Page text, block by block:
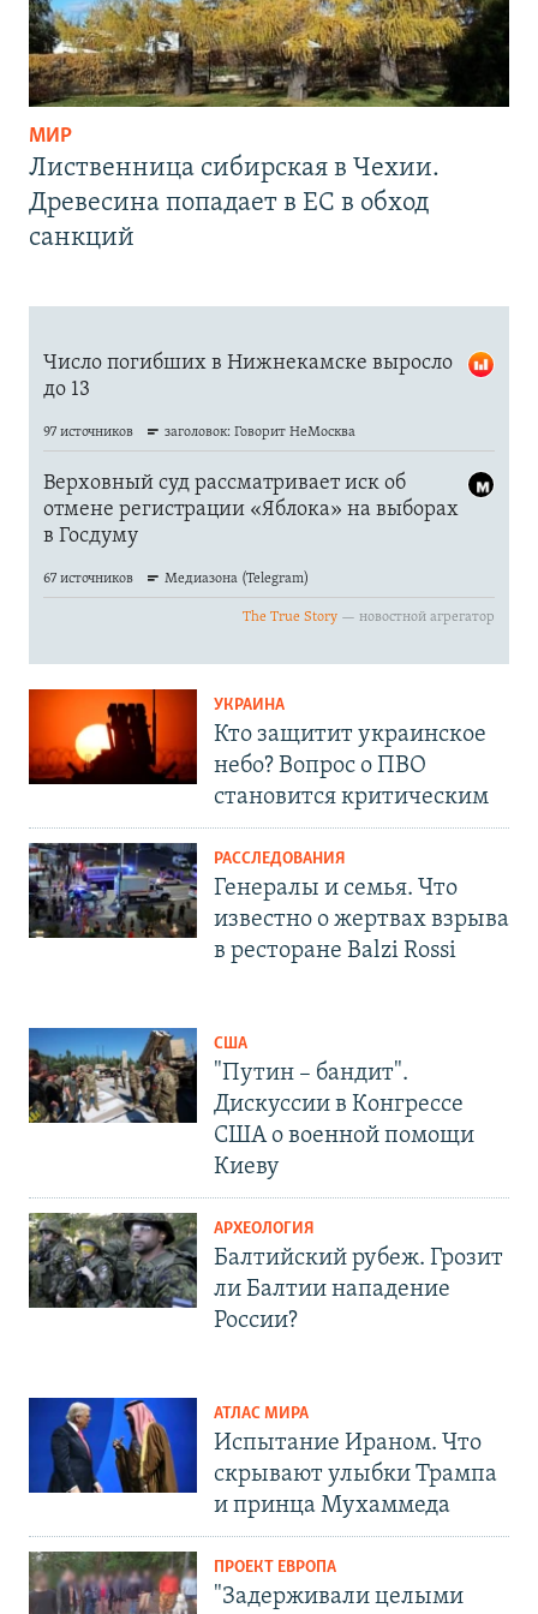
МИР
Лиственница сибирская в Чехии.
Древесина попадает в ЕС в обход
санкций
УКРАИНА
Кто защитит украинское
небо? Вопрос о ПВО
становится критическим
РАССЛЕДОВАНИЯ
Генералы и семья. Что
известно о жертвах взрыва
в ресторане Balzi Rossi
США
"Путин – бандит".
Дискуссии в Конгрессе
США о военной помощи
Киеву
АРХЕОЛОГИЯ
Балтийский рубеж. Грозит
ли Балтии нападение
России?
АТЛАС МИРА
Испытание Ираном. Что
скрывают улыбки Трампа
и принца Мухаммеда
ПРОЕКТ ЕВРОПА
"Задерживали целыми